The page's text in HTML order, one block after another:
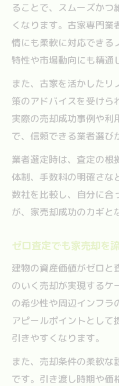
ることで、スムーズかつ
くなります。古家専門業
情にも柔軟に対応できる
特性や市場動向にも精通
また、古家を活かしたリ
策のアドバイスを受けら
実際の売却成功事例や利
で、信頼できる業者選び
業者選定時は、査定の根
体制、手数料の明確さな
数社を比較し、自分に合
が、家売却成功のカギと
ゼロ査定でも家売却を
建物の資産価値がゼロと
のいく売却が実現するケ
の希少性や周辺インフラ
アピールポイントとして
引きやすくなります。
また、売却条件の柔軟な
です。引き渡し時期や価